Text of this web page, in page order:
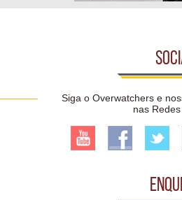
Siga o Overwatchers e
nas